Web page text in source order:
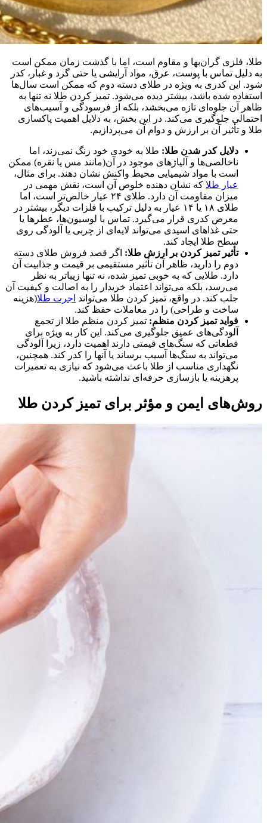
طلا، فلزی گران‌بها و مقاوم است، اما با گذشت زمان ممکن است
به دلیل تماس با پوست، عرق، مواد آرایشی یا حتی گرد و غبار، کدر
شود. این کدری به‌ ویژه در طلای دسته دوم که ممکن است سال‌ها
استفاده شده باشد، بیشتر دیده می‌شود. تمیز کردن طلا نه تنها به
ظاهر آن جلوه‌ای تازه می‌بخشد، بلکه از فرسودگی و آسیب‌های
احتمالی جلوگیری می‌کند. در این بخش، به دلایل اهمیت پاکسازی
طلا و تأثیر آن بر ارزش و دوام آن می‌پردازیم.
دلایل کدر شدن طلا: طلا به‌ خودی‌ خود زنگ نمی‌زند، اما
ناخالصی‌ها و آلیاژهای موجود در آن(مانند مس یا نقره) ممکن
است با مواد شیمیایی محیط واکنش نشان دهند. برای مثال،
عیار طلا که نشان دهنده خلوص آن است، نقش مهمی در
میزان مقاومت آن دارد. طلای ۲۴ عیار خالص‌تر است، اما
طلای ۱۸ یا ۱۴ عیار به دلیل ترکیب با فلزات دیگر، بیشتر در
معرض کدری قرار می‌گیرد. تماس با لوسیون‌ها، عطرها یا
حتی غذاهای اسیدی می‌تواند لایه‌ای از چربی یا آلودگی روی
سطح طلا ایجاد کند.
تأثیر تمیز کردن بر ارزش طلا: اگر قصد فروش طلای دسته
دوم را دارید، ظاهر آن تأثیر مستقیمی بر قیمت و جذابیت آن
دارد. طلایی که به خوبی تمیز شده، نه تنها زیباتر به نظر
می‌رسد، بلکه می‌تواند اعتماد خریدار را به اصالت و کیفیت آن
جلب کند. در واقع، تمیز کردن طلا می‌تواند اجرت طلا(هزینه
ساخت و طراحی) را در معاملات حفظ کند.
فواید تمیز کردن منظم: تمیز کردن منظم طلا از تجمع
آلودگی‌های عمیق جلوگیری می‌کند. این کار به‌ ویژه برای
قطعاتی که سنگ‌های قیمتی دارند اهمیت دارد، زیرا آلودگی
می‌تواند به سنگ‌ها آسیب برساند یا آنها را کدر کند. همچنین،
نگهداری مناسب از طلا باعث می‌شود که نیازی به تعمیرات
پرهزینه یا بازسازی حرفه‌ای نداشته باشید.
روش‌های ایمن و مؤثر برای تمیز کردن طلا